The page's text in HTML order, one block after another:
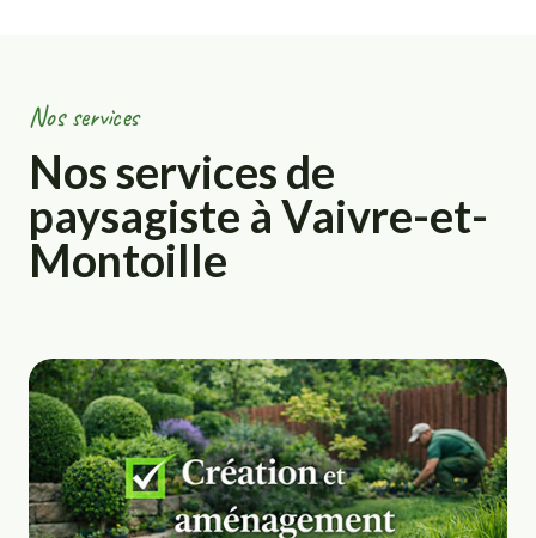
Nos services
Nos services de
paysagiste à Vaivre-et-
Montoille